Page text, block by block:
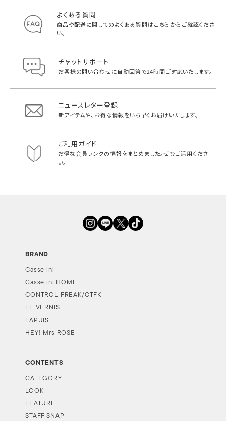
よくある質問
商品や配送に関してのよくある質問はこちらからご確認くださ
い。
チャットサポート
お客様の問い合わせに自動回答で24時間ご対応いたします。
ニュースレター登録
新アイテムや、お得な情報をいち早く お届けいたします。
ご利用ガイド
お得な会員ランクの情報をまとめました。ぜひご活用くださ
い。
BRAND
Casselini
Casselini HOME
CONTROL FREAK/CTFK
LE VERNIS
LAPUIS
HEY! Mrs ROSE
CONTENTS
CATEGORY
LOOK
FEATURE
STAFF SNAP